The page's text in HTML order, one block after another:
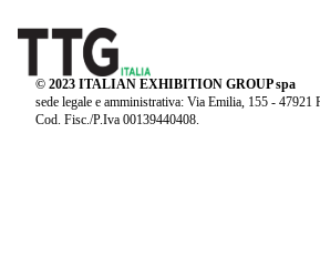
© 2023 ITALIAN EXHIBITION GROUP spa
sede legale e amministrativa: Via Emilia, 155 - 47921
Cod. Fisc./P.Iva 00139440408.